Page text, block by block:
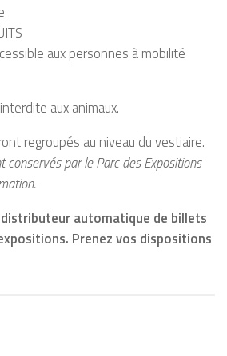
aux personnes à mobilité
aux animaux.
regroupés au niveau du vestiaire.
conservés par le Parc des Expositions
distributeur automatique de billets
Prenez vos dispositions